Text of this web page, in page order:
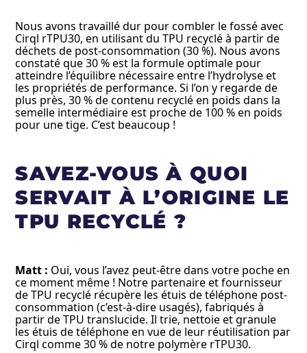
Nous avons travaillé dur pour combler le fossé avec
Cirql rTPU30, en utilisant du TPU recyclé à partir de
déchets de post-consommation (30 %). Nous avons
constaté que 30 % est la formule optimale pour
atteindre l’équilibre nécessaire entre l’hydrolyse et
les propriétés de performance. Si l’on y regarde de
plus près, 30 % de contenu recyclé en poids dans la
semelle intermédiaire est proche de 100 % en poids
pour une tige. C’est beaucoup !
SAVEZ-VOUS À QUOI
SERVAIT À L’ORIGINE LE
TPU RECYCLÉ ?
Matt : Oui, vous l’avez peut-être dans votre poche en
ce moment même ! Notre partenaire et fournisseur
de TPU recyclé récupère les étuis de téléphone post-
consommation (c’est-à-dire usagés), fabriqués à
partir de TPU translucide. Il trie, nettoie et granule
les étuis de téléphone en vue de leur réutilisation par
Cirql comme 30 % de notre polymère rTPU30.